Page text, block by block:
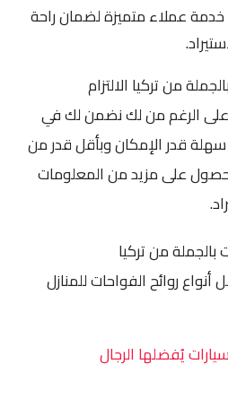
عملاء متميزة لضمان راحة
من تركيا الالتزام
الرغم من لك نضمن لك في
قدر الإمكان وبأقل قدر من
على مزيد من المعلومات
روائح الفواحات للمنازل